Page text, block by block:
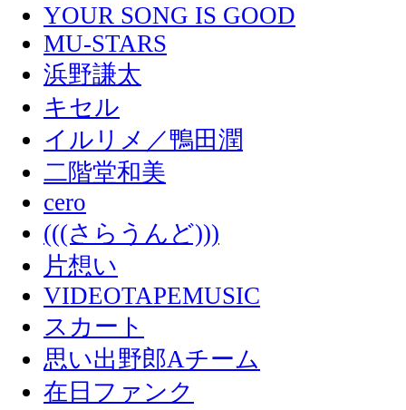
YOUR SONG IS GOOD
MU-STARS
浜野謙太
キセル
イルリメ／鴨田潤
二階堂和美
cero
(((さらうんど)))
片想い
VIDEOTAPEMUSIC
スカート
思い出野郎Aチーム
在日ファンク